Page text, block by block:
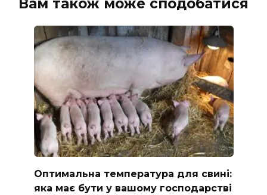
Вам також може сподобатися
Оптимальна температура для свині:
яка має бути у вашому господарстві